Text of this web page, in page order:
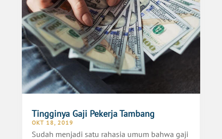
Tingginya Gaji Pekerja Tambang
OKT 18, 2019
Sudah menjadi satu rahasia umum bahwa gaji